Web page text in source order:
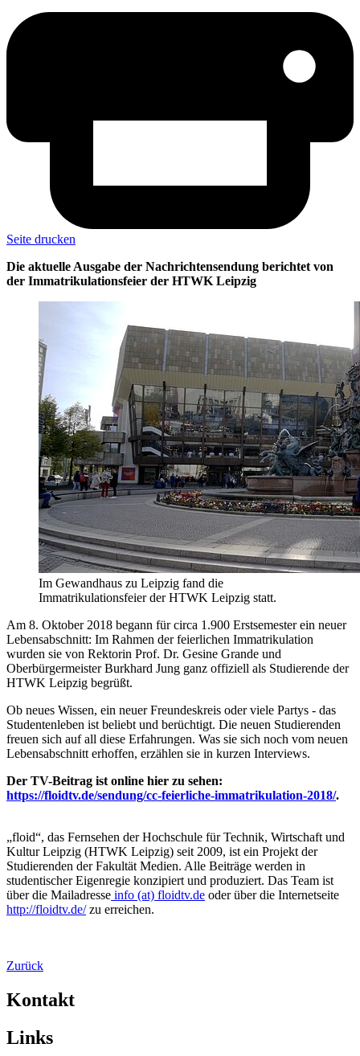
Seite drucken
Die aktuelle Ausgabe der Nachrichtensendung berichtet von
der Immatrikulationsfeier der HTWK Leipzig
Im Gewandhaus zu Leipzig fand die
Immatrikulationsfeier der HTWK Leipzig statt.
Am 8. Oktober 2018 begann für circa 1.900 Erstsemester ein neuer
Lebensabschnitt: Im Rahmen der feierlichen Immatrikulation
wurden sie von Rektorin Prof. Dr. Gesine Grande und
Oberbürgermeister Burkhard Jung ganz offiziell als Studierende der
HTWK Leipzig begrüßt.
Ob neues Wissen, ein neuer Freundeskreis oder viele Partys - das
Studentenleben ist beliebt und berüchtigt. Die neuen Studierenden
freuen sich auf all diese Erfahrungen. Was sie sich noch vom neuen
Lebensabschnitt erhoffen, erzählen sie in kurzen Interviews.
Der TV-Beitrag ist online hier zu sehen:
https://floidtv.de/sendung/cc-feierliche-immatrikulation-2018/.
„floid“, das Fernsehen der Hochschule für Technik, Wirtschaft und
Kultur Leipzig (HTWK Leipzig) seit 2009, ist ein Projekt der
Studierenden der Fakultät Medien. Alle Beiträge werden in
studentischer Eigenregie konzipiert und produziert. Das Team ist
über die Mailadresse info (at) floidtv.de oder über die Internetseite
http://floidtv.de/zu erreichen.
Zurück
Kontakt
Links